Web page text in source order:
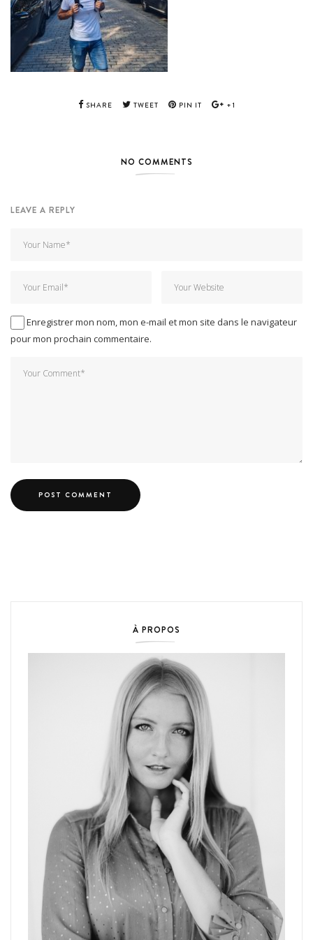
SHARE TWEET PIN IT +1
NO COMMENTS
LEAVE A REPLY
Enregistrer mon nom, mon e-mail et mon site dans le navigateur
pour mon prochain commentaire.
À PROPOS